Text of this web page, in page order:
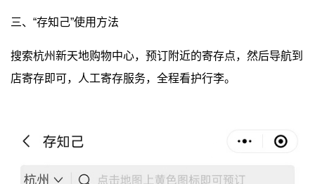
三、“存知己”使用方法
搜索杭州新天地购物中心，预订附近的寄存点，然后导航到
店寄存即可，人工寄存服务，全程看护行李。